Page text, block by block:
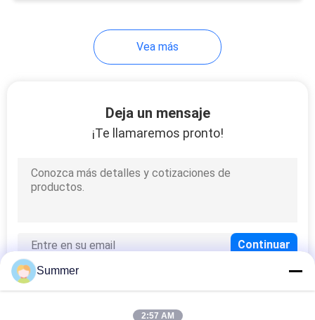
impresora de la
Vea más
Deja un mensaje
¡Te llamaremos pronto!
Summer
2:57 AM